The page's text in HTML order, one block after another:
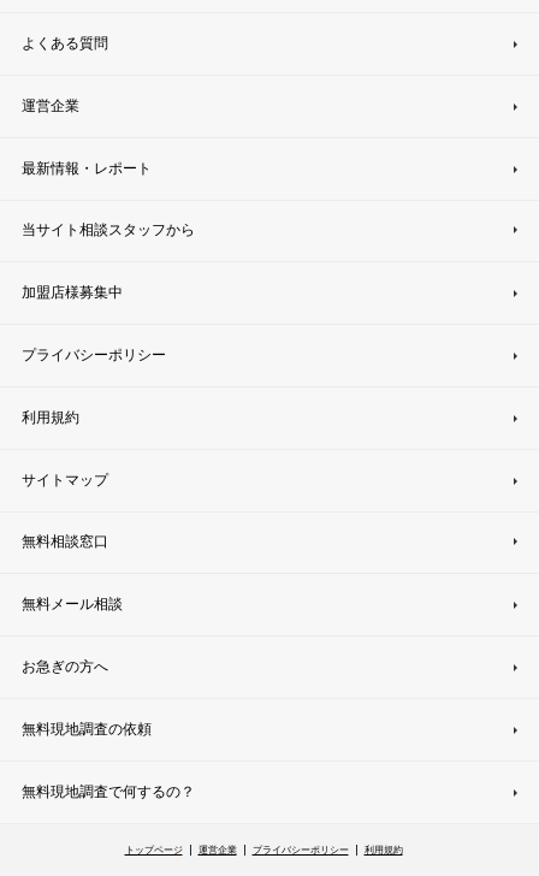
よくある質問
運営企業
最新情報・レポート
当サイト相談スタッフから
加盟店様募集中
プライバシーポリシー
利用規約
サイトマップ
無料相談窓口
無料メール相談
お急ぎの方へ
無料現地調査の依頼
無料現地調査で何するの？
トップページ 運営企業 プライバシーポリシー 利用規約